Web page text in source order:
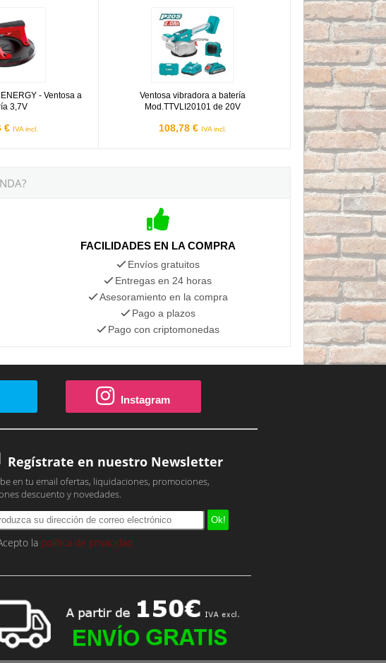
- Ventosa a
3,7V
€ IVA incl.
ENERGY - Ventosa a batería 3,7V
Ventosa vibradora a batería
Mod.TTVLI20101 de 20V
108,78 € IVA incl.
Ventosa vibradora a batería Mod.TTVLI20101 de 20V
FACILIDADES EN LA COMPRA
Envíos gratuitos
Entregas en 24 horas
Asesoramiento en la compra
Pago a plazos
Pago con criptomonedas
Instagram
Regístrate en nuestro Newsletter
en tu email ofertas, liquidaciones, promociones,
descuento y novedades.
la política de privacidad